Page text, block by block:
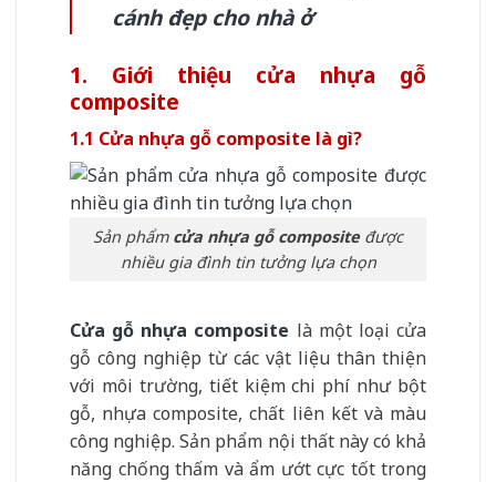
cánh đẹp cho nhà ở
1. Giới thiệu cửa nhựa gỗ
composite
1.1 Cửa nhựa gỗ composite là gì?
Sản phẩm cửa nhựa gỗ compositeđược
nhiều gia đình tin tưởng lựa chọn
Cửa gỗ nhựa composite là một loại cửa
gỗ công nghiệp từ các vật liệu thân thiện
với môi trường, tiết kiệm chi phí như bột
gỗ, nhựa composite, chất liên kết và màu
công nghiệp. Sản phẩm nội thất này có khả
năng chống thấm và ẩm ướt cực tốt trong